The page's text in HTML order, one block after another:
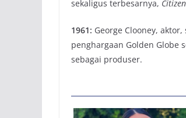
sekaligus terbesarnya,
1961: George Clooney,
penghargaan Golden Globe
sebagai produser.